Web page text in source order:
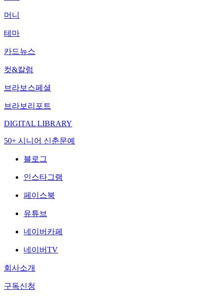
머니
테마
카드뉴스
컷&칼럼
브라보스페셜
브라보리포트
DIGITAL LIBRARY
50+ 시니어 신춘문예
블로그
인스타그램
페이스북
유튜브
네이버카페
네이버TV
회사소개
구독신청